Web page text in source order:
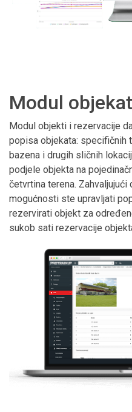
Modul
Modul objekti i rezervacije
popisa objekata: specifičnih
bazena i drugih sličnih
podjele objekta na
četvrtina terena.
mogućnosti ste upravljati
rezervirati objekt za
sukob sati rezervacije